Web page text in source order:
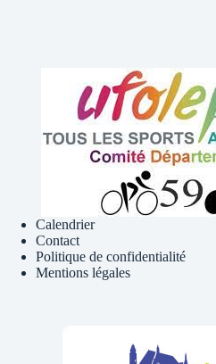
Calendrier
Contact
Politique de confidentialité
Mentions légales